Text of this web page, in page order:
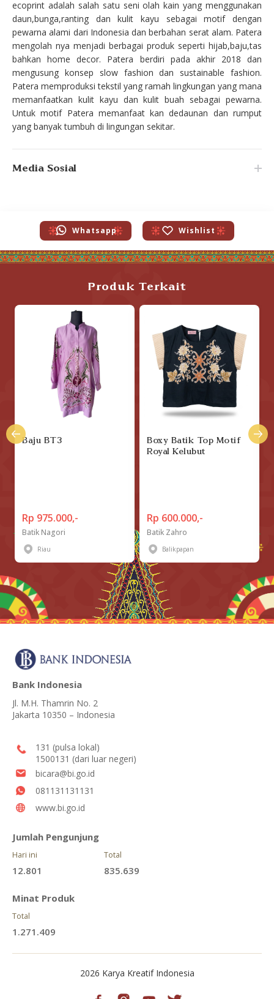
ecoprint adalah salah satu seni olah kain yang menggunakan
daun,bunga,ranting dan kulit kayu sebagai motif dengan
pewarna alami dari Indonesia dan berbahan serat alam. Patera
mengolah nya menjadi berbagai produk seperti hijab,baju,tas
bahkan home decor. Patera berdiri pada akhir 2018 dan
mengusung konsep slow fashion dan sustainable fashion.
Patera memproduksi tekstil yang ramah lingkungan yang mana
memanfaatkan kulit kayu dan kulit buah sebagai pewarna.
Untuk motif Patera memanfaat kan dedaunan dan rumput
yang banyak tumbuh di lingungan sekitar.
Media Sosial
Whatsapp Wishlist
Produk Terkait
Baju BT3
Rp 975.000,-
Batik Nagori
Riau
Boxy Batik Top Motif
Royal Kelubut
Rp 600.000,-
Batik Zahro
Balikpapan
Bank Indonesia
Jl. M.H. Thamrin No. 2
Jakarta 10350 – Indonesia
131 (pulsa lokal)
1500131 (dari luar negeri)
bicara@bi.go.id
081131131131
www.bi.go.id
Jumlah Pengunjung
Hari ini
12.801
Total
835.639
Minat Produk
Total
1.271.409
2026 Karya Kreatif Indonesia